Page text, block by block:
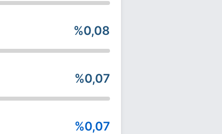
%0,08
%0,07
%0,07